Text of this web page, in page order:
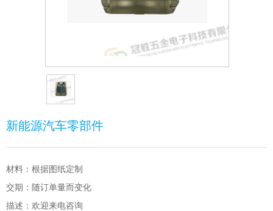
新能源汽车零部件
材料：根据图纸定制
交期：随订单量而变化
描述：欢迎来电咨询